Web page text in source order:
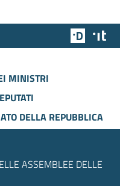
Team
MINISTRI
DELLA REPUBBLICA
ASSEMBLEE DELLE